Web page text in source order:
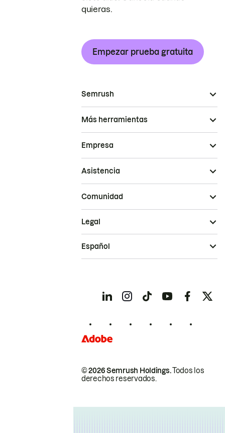
quieras.
Empezar prueba gratuita
Semrush
Más herramientas
Empresa
Asistencia
Comunidad
© 2026 Semrush Holdings.Todos los
derechos reservados.
Legal
Español